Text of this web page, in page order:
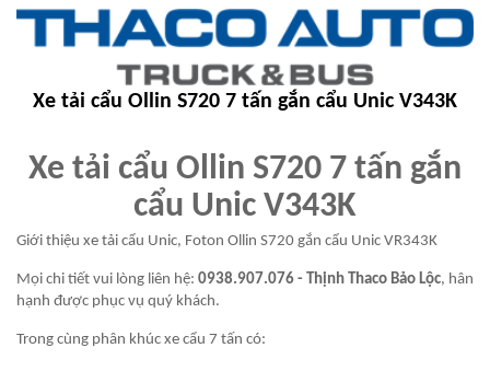
Xe tải cẩu Ollin S720 7 tấn gắn cẩu Unic V343K
Xe tải cẩu Ollin S720 7 tấn gắn
cẩu Unic V343K
Giới thiệu xe tải cẩu Unic, Foton Ollin S720 gắn cẩu Unic VR343K
Mọi chi tiết vui lòng liên hệ: 0938.907.076 - Thịnh Thaco Bảo Lộc, hân
hạnh được phục vụ quý khách.
Trong cùng phân khúc xe cẩu 7 tấn có: